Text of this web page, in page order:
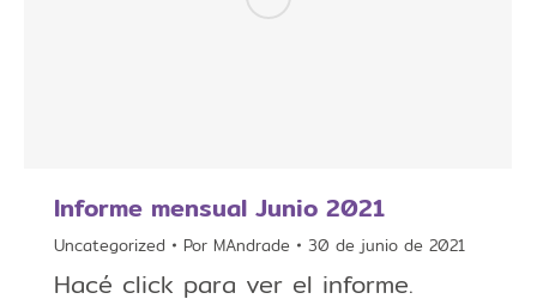
Informe mensual Junio 2021
Uncategorized Por MAndrade 30 de junio de 2021
Hacé click para ver el informe.